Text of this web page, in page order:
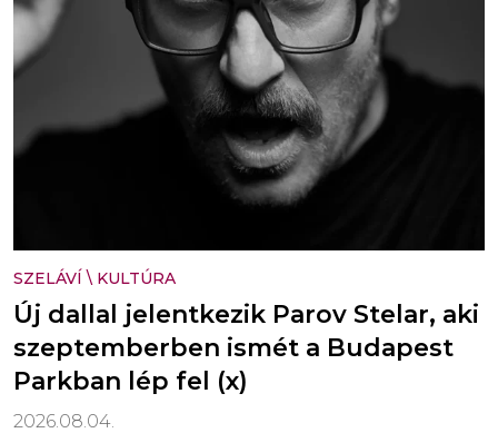
SZELÁVÍ \ KULTÚRA
Új dallal jelentkezik Parov Stelar, aki
szeptemberben ismét a Budapest
Parkban lép fel (x)
2026.08.04.